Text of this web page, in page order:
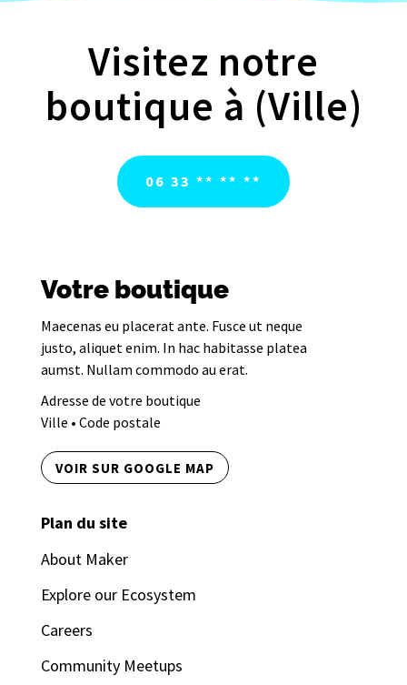
Visitez notre
boutique à (Ville)
06 33 ** ** **
Votre boutique
Maecenas eu placerat ante. Fusce ut neque
justo, aliquet enim. In hac habitasse platea
aumst. Nullam commodo au erat.
Adresse de votre boutique
Ville • Code postale
VOIR SUR GOOGLE MAP
Plan du site
About Maker
Explore our Ecosystem
Careers
Community Meetups